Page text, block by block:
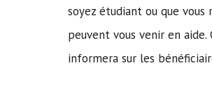
soyez étudiant ou que
peuvent vous venir en
informera sur les